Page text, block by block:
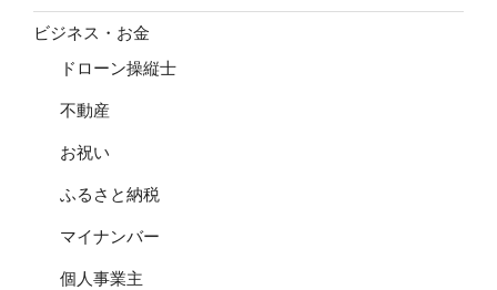
ビジネス・お金
ドローン操縦士
不動産
お祝い
ふるさと納税
マイナンバー
個人事業主